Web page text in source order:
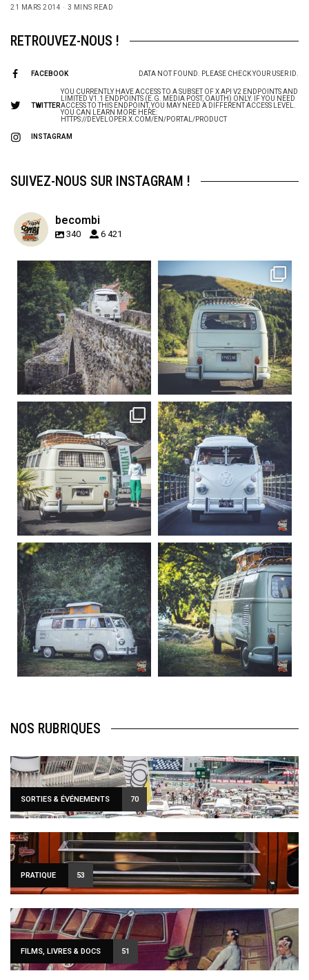
21 MARS 2014
3 MINS READ
RETROUVEZ-NOUS !
FACEBOOK DATA NOT FOUND. PLEASE CHECK YOUR USER ID.
TWITTER
YOU CURRENTLY HAVE ACCESS TO A SUBSET OF X API V2 ENDPOINTS AND
LIMITED V1.1 ENDPOINTS (E.G. MEDIA POST, OAUTH) ONLY. IF YOU NEED
ACCESS TO THIS ENDPOINT, YOU MAY NEED A DIFFERENT ACCESS LEVEL.
YOU CAN LEARN MORE HERE:
HTTPS://DEVELOPER.X.COM/EN/PORTAL/PRODUCT
INSTAGRAM
SUIVEZ-NOUS SUR INSTAGRAM !
becombi
340 6 421
becombi
Sep 15
219
3
Sep 12
216
3
becombi
Sep 10
220
4
becombi
Août 10
177
0
becombi
Août 10
120
0
becombi
Août 10
108
0
NOS RUBRIQUES
SORTIES & ÉVÉNEMENTS 70
PRATIQUE 53
FILMS, LIVRES & DOCS 51